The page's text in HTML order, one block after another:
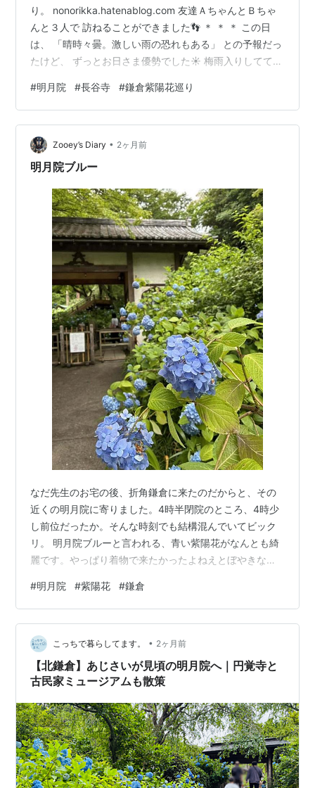
り。 nonorikka.hatenablog.com 友達ＡちゃんとＢちゃ
んと３人で 訪ねることができました👣 ＊ ＊ ＊ この日
は、 「晴時々曇。激しい雨の恐れもある」 との予報だっ
たけど、 ずっとお日さま優勢でした☀️ 梅雨入りしてて
の日 ののは雨に遭わなかったけど のの不在の地元が一時
土砂降りだったらしい☔️ 紫陽花は しっとりと 雨の似合う
花だけど、 青空にも映えます。 てくてく記、 紫陽花以
外に おしゃべりしたいこともあるけれど… まずは、 ブル
ーと青空と光と ブルーム…
#明月院 #長谷寺 #鎌倉紫陽花巡り
Zooey’s Diary • 2ヶ月前
明月院ブルー
なだ先生のお宅の後、折角鎌倉に来たのだからと、その
近くの明月院に寄りました。4時半閉院のところ、4時少
し前位だったか。そんな時刻でも結構混んでいてビック
リ。 明月院ブルーと言われる、青い紫陽花がなんとも綺
麗です。やっぱり着物で来たかったよねえとぼやきなが
定な天気で時折雨が散らついていたので仕方ないのです
けれど。 帰宅して夕食をすませ、やれやれと明月院の小
さなパンフレットを見てみたら…院内図に、大きな菖蒲
園が載っている。ええ？明月院は紫陽花寺として有名で
すが、菖蒲園もあったの？しかも地図で見ると、かなり
大きな菖蒲園なのです。どうして気がつかなかっ…
#明月院 #紫陽花 #鎌倉
こっちで暮らしてます。 • 2ヶ月前
【北鎌倉】あじさいが見頃の明月院へ｜円覚寺と
古民家ミュージアムも散策